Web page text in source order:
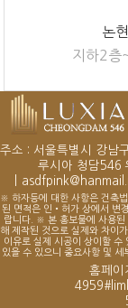
논
지하2층
주소 : 서울특별시 강남
루시아 청담546
※ 하자등에 대한 사항은 건축
된 면적은 인•허가 상에서 변
랍니다. ※ 본 홍보물에 사용된
해 제작된 것으로 실제와 차이
이유로 실제 시공이 상이할
있을 수 있으니 중요사항 및
홈페이